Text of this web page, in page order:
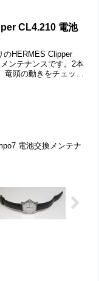
ます。ラ...
CL4.210 電池
のHERMES Clipper
ンテナンスです。2本
竜頭の動きをチェック
電池交換メンテナ